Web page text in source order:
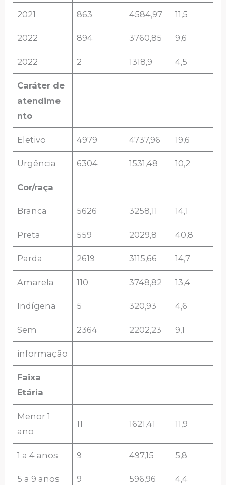
2021 863 4584,97 11,5
2022 894 3760,85 9,6
2022 2 1318,9 4,5
Caráter de
atendime
nto
Eletivo 4979 4737,96 19,6
Urgência 6304 1531,48 10,2
Cor/raça
Branca 5626 3258,11 14,1
Preta 559 2029,8 40,8
Parda 2619 3115,66 14,7
Amarela 110 3748,82 13,4
Indígena 5 320,93 4,6
Sem 2364 2202,23 9,1
informação
Faixa
Etária
Menor 1
ano
11 1621,41 11,9
1 a 4 anos 9 497,15 5,8
5 a 9 anos 9 596,96 4,4